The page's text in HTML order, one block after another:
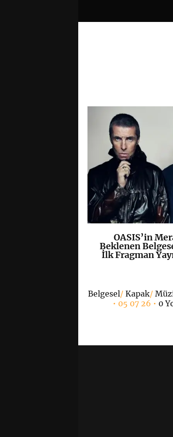
K+
OASIS’in
Beklenen
İlk Fragman
Belgesel/ Kapak/
• 05 07 26 • 0